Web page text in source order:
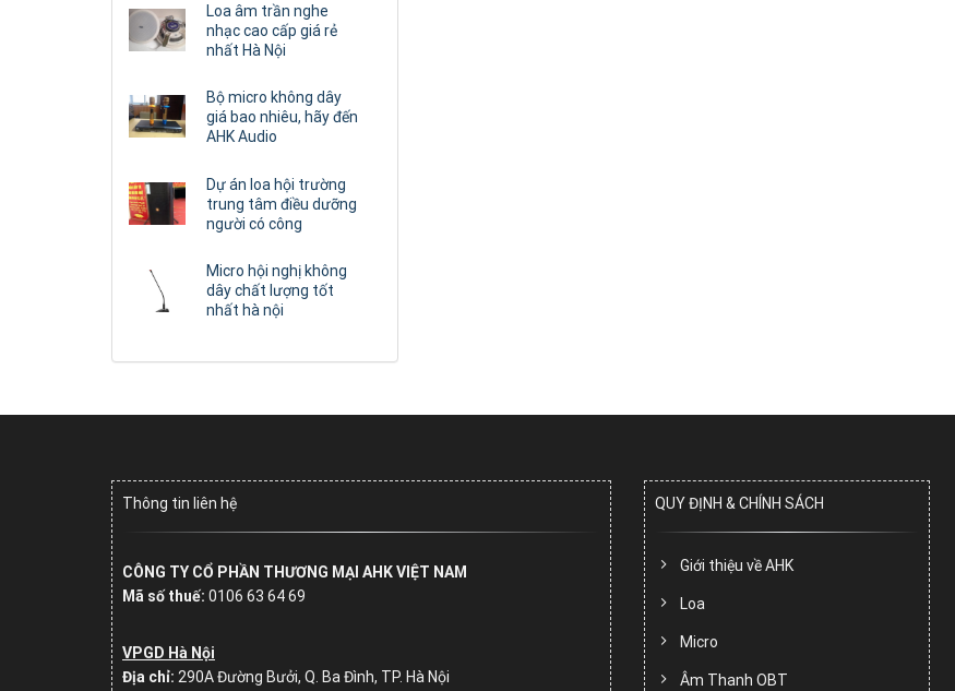
Loa âm trần nghe
nhạc cao cấp giá rẻ
nhất Hà Nội
Bộ micro không dây
giá bao nhiêu, hãy đến
AHK Audio
Dự án loa hội trường
trung tâm điều dưỡng
người có công
Micro hội nghị không
dây chất lượng tốt
nhất hà nội
Thông tin liên hệ
CÔNG TY CỔ PHẦN THƯƠNG MẠI AHK VIỆT NAM
Mã số thuế: 0106 63 64 69
VPGD Hà Nội
Địa chỉ: 290A Đường Bưởi, Q. Ba Đình, TP. Hà Nội
QUY ĐỊNH & CHÍNH SÁCH
Giới thiệu về AHK
Loa
Micro
Âm Thanh OBT